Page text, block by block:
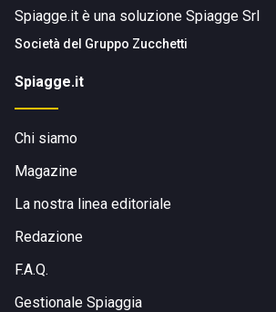
Spiagge.it è una soluzione Spiagge Srl
Società del Gruppo Zucchetti
Spiagge.it
Chi siamo
Magazine
La nostra linea editoriale
Redazione
F.A.Q.
Gestionale Spiaggia